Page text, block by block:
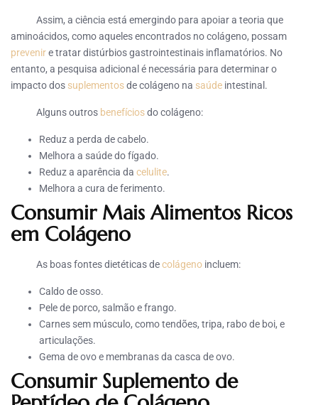
Assim, a ciência está emergindo para apoiar a teoria que
aminoácidos, como aqueles encontrados no colágeno, possam
prevenire tratar distúrbios gastrointestinais inflamatórios. No
entanto, a pesquisa adicional é necessária para determinar o
impacto dos suplementosde colágeno na saúde intestinal.
Alguns outros benefíciosdo colágeno:
Reduz a perda de cabelo.
Melhora a saúde do fígado.
Reduz a aparência da celulite.
Melhora a cura de ferimento.
Consumir Mais Alimentos Ricos
em Colágeno
As boas fontes dietéticas decolágeno incluem:
Caldo de osso.
Pele de porco, salmão e frango.
Carnes sem músculo, como tendões, tripa, rabo de boi, e
articulações.
Gema de ovo e membranas da casca de ovo.
Consumir Suplemento de